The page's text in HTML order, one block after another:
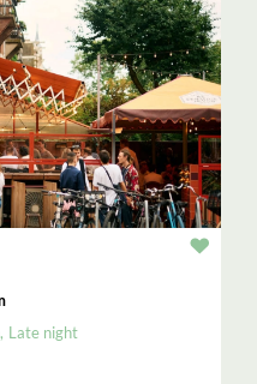
Late night